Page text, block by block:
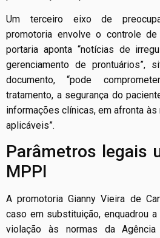
Um terceiro eixo de
promotoria envolve o controle
portaria aponta “notícias de
gerenciamento de prontuários”,
documento, “pode
tratamento, a segurança do
informações clínicas, em afronta
aplicáveis”.
Parâmetros legais
MPPI
A promotoria Gianny Vieira de
caso em substituição, enquadrou
violação às normas da